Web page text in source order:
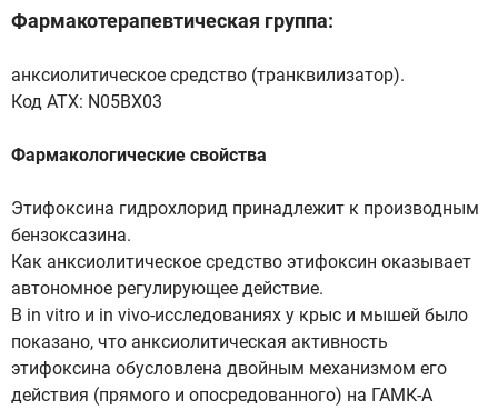
Фармакотерапевтическая группа:
анксиолитическое средство (транквилизатор).
Код АТХ: N05BX03
Фармакологические свойства
Этифоксина гидрохлорид принадлежит к производным
бензоксазина.
Как анксиолитическое средство этифоксин оказывает
автономное регулирующее действие.
В in vitro и in vivo-исследованиях у крыс и мышей было
показано, что анксиолитическая активность
этифоксина обусловлена двойным механизмом его
действия (прямого и опосредованного) на ГАМК-А